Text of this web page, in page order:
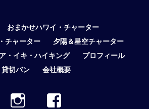
おまかせハワイ・チャーター
チャーター
夕陽＆星空チャーター
・イキ・ハイキング
プロフィール
貸切バン
会社概要